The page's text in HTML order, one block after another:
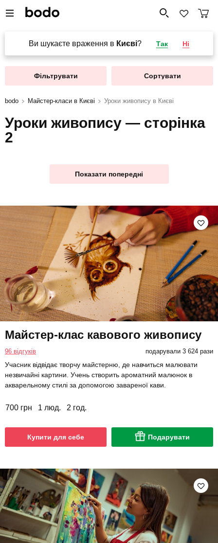
Ви шукаєте враження в Києві? Так Ні
Фільтрувати Сортувати
bodo Майстер-класи в Києві Уроки живопису в Києві
Уроки живопису — сторінка
2
Показати попередні
Майстер-клас кавового живопису
96 відгуків подарували 3 624 рази
Учасник відвідає творчу майстерню, де навчиться малювати
незвичайні картини. Учень створить ароматний малюнок в
акварельному стилі за допомогою завареної кави.
700 грн 1 люд. 2 год.
Купити для себе Подарувати